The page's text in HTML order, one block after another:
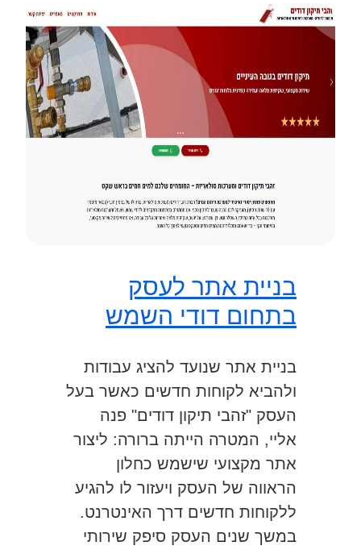
בניית אתר לעסק
בתחום דודי השמש
בניית אתר שנועד להציג עבודות
ולהביא לקוחות חדשים כאשר בעל
העסק "זהבי תיקון דודים" פנה
אליי, המטרה הייתה ברורה: ליצור
אתר מקצועי שישמש כחלון
הראווה של העסק ויעזור לו להגיע
ללקוחות חדשים דרך האינטרנט.
במשך שנים העסק סיפק שירותי